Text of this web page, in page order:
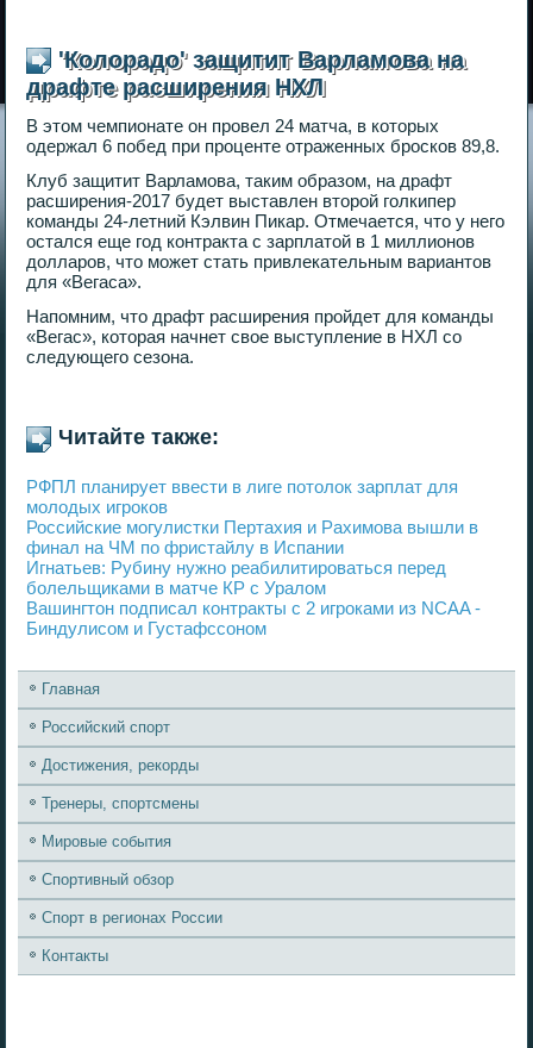
'Колорадо' защитит Варламова на
драфте расширения НХЛ
В этом чемпионате он провел 24 матча, в которых
одержал 6 побед при проценте отраженных бросков 89,8.
Клуб защитит Варламова, таким образом, на драфт
расширения-2017 будет выставлен второй голкипер
команды 24-летний Кэлвин Пикар. Отмечается, что у него
остался еще год контракта с зарплатой в 1 миллионов
долларов, что может стать привлекательным вариантов
для «Вегаса».
Напомним, что драфт расширения пройдет для команды
«Вегас», которая начнет свое выступление в НХЛ со
следующего сезона.
Читайте также:
РФПЛ планирует ввести в лиге потолок зарплат для
молодых игроков
Российские могулистки Пертахия и Рахимова вышли в
финал на ЧМ по фристайлу в Испании
Игнатьев: Рубину нужно реабилитироваться перед
болельщиками в матче КР с Уралом
Вашингтон подписал контракты с 2 игроками из NCAA -
Биндулисом и Густафссоном
Главная
Российский спорт
Достижения, рекорды
Тренеры, спортсмены
Мировые события
Спортивный обзор
Спорт в регионах России
Контакты